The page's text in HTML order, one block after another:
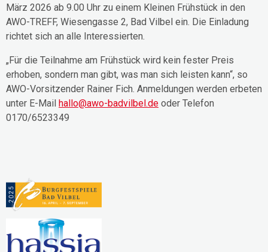
März 2026 ab 9.00 Uhr zu einem Kleinen Frühstück in den
AWO-TREFF, Wiesengasse 2, Bad Vilbel ein. Die Einladung
richtet sich an alle Interessierten.
„Für die Teilnahme am Frühstück wird kein fester Preis
erhoben, sondern man gibt, was man sich leisten kann“, so
AWO-Vorsitzender Rainer Fich. Anmeldungen werden erbeten
unter E-Mail hallo@awo-badvilbel.de oder Telefon
0170/6523349